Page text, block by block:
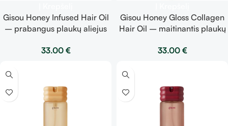
Gisou Honey Infused Hair Oil
– prabangus plaukų aliejus
33.00 €
Gisou Honey Gloss Collagen
Hair Oil – maitinantis plaukų
33.00 €